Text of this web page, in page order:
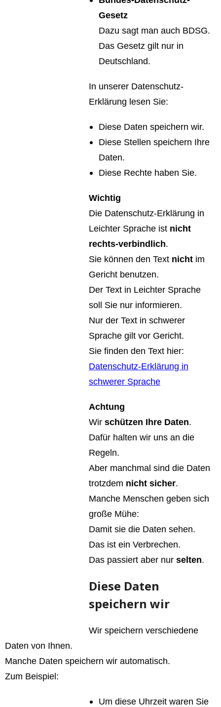
Gesetz
Dazu sagt man auch BDSG.
Das Gesetz gilt nur in
Deutschland.
In unserer Datenschutz-
Erklärung lesen Sie:
Diese Daten speichern wir.
Diese Stellen speichern Ihre
Daten.
Diese Rechte haben Sie.
Wichtig
Die Datenschutz-Erklärung in
Leichter Sprache ist nicht
rechts-verbindlich.
Sie können den Text nicht im
Gericht benutzen.
Der Text in Leichter Sprache
soll Sie nur informieren.
Nur der Text in schwerer
Sprache gilt vor Gericht.
Sie finden den Text hier:
Datenschutz-Erklärung in
schwerer Sprache
Achtung
Wir schützen Ihre Daten.
Dafür halten wir uns an die
Regeln.
Aber manchmal sind die Daten
trotzdem nicht sicher.
Manche Menschen geben sich
große Mühe:
Damit sie die Daten sehen.
Das ist ein Verbrechen.
Das passiert aber nur selten.
Diese Daten
speichern wir
Wir speichern verschiedene
Daten von Ihnen.
Manche Daten speichern wir automatisch.
Zum Beispiel:
Um diese Uhrzeit waren Sie